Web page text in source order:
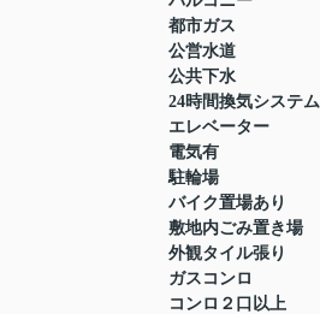
都市ガス
公営水道
公共下水
24時間換気システム
エレベーター
電気有
駐輪場
バイク置場あり
敷地内ごみ置き場
外観タイル張り
ガスコンロ
コンロ２口以上